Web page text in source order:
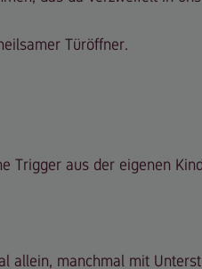
Türöffner.
Trigger aus der eigenen
allein, manchmal mit